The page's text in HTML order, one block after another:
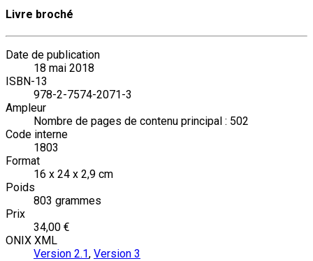
Livre broché
Date de publication
18 mai 2018
ISBN-13
978-2-7574-2071-3
Ampleur
Nombre de pages de contenu principal : 502
Code interne
1803
Format
16 x 24 x 2,9 cm
Poids
803 grammes
Prix
34,00 €
ONIX XML
Version 2.1, Version 3